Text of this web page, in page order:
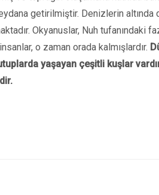
getirilmiştir. Denizlerin altında
Okyanuslar, Nuh tufanındaki
o zaman orada kalmışlardır.
yaşayan çeşitli kuşlar